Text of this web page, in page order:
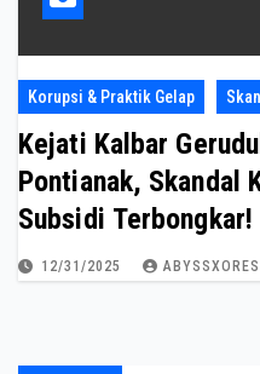
Korupsi & Praktik Gelap
Kejati Kalbar
Pontianak, Skandal
Subsidi Terbongkar!
12/31/2025